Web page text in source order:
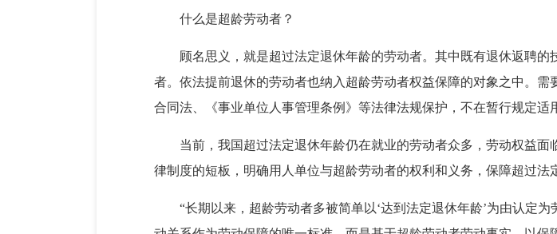
什么是超龄劳动者？
顾名思义，就是超过法定退休年龄的劳动者。其中既有退休返聘
者。依法提前退休的劳动者也纳入超龄劳动者权益保障的对象之中。
合同法、《事业单位人事管理条例》等法律法规保护，不在暂行规定适
当前，我国超过法定退休年龄仍在就业的劳动者众多，劳动权益
律制度的短板，明确用人单位与超龄劳动者的权利和义务，保障超过法
“长期以来，超龄劳动者多被简单以‘达到法定退休年龄’为由认定